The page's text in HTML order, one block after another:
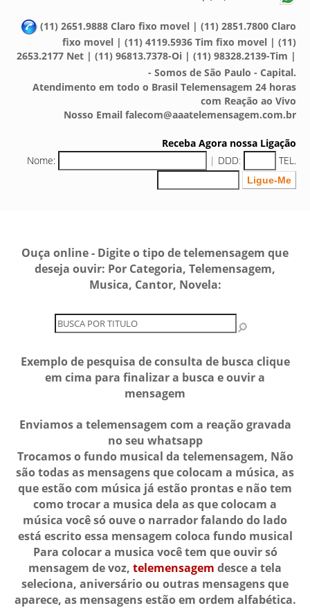
(11) 2651.9888 Claro fixo movel | (11) 2851.7800 Claro
fixo movel | (11) 4119.5936 Tim fixo movel | (11)
2653.2177 Net | (11) 96813.7378-Oi | (11) 98328.2139-Tim |
- Somos de São Paulo - Capital.
Atendimento em todo o Brasil Telemensagem 24 horas
com Reação ao Vivo
Nosso Email falecom@aaatelemensagem.com.br
Receba Agora nossa Ligação
Nome:
| DDD: TEL.
Ouça online - Digite o tipo de telemensagem que
deseja ouvir: Por Categoria, Telemensagem,
Musica, Cantor, Novela:
Exemplo de pesquisa de consulta de busca clique
em cima para finalizar a busca e ouvir a
mensagem
Enviamos a telemensagem com a reação gravada
no seu whatsapp
Trocamos o fundo musical da telemensagem, Não
são todas as mensagens que colocam a música, as
que estão com música já estão prontas e não tem
como trocar a musica dela as que colocam a
música você só ouve o narrador falando do lado
está escrito essa mensagem coloca fundo musical
Para colocar a musica você tem que ouvir só
mensagem de voz, telemensagem desce a tela
seleciona, aniversário ou outras mensagens que
aparece, as mensagens estão em ordem alfabética.